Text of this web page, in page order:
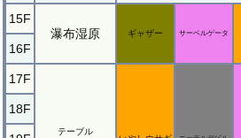
15F
瀑布湿原
ギャザー サーベルゲータ
16F
17F
テーブル
18F